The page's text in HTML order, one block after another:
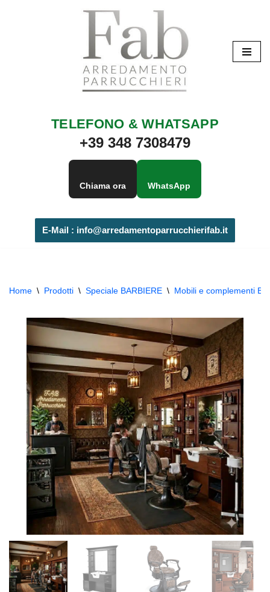
TELEFONO & WHATSAPP
+39 348 7308479
Chiama ora WhatsApp
E-Mail : info@arredamentoparrucchierifab.it
Home \ Prodotti \ Speciale BARBIERE \ Mobili e complementi